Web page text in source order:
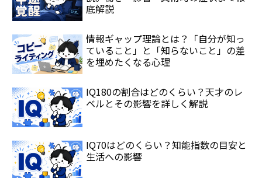
底解説
情報ギャップ理論とは？「自分が知っ
ていること」と「知らないこと」の差
を埋めたくなる心理
IQ180の割合はどのくらい？天才のレ
ベルとその影響を詳しく解説
IQ70はどのくらい？知能指数の目安と
生活への影響